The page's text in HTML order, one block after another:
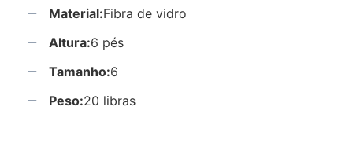
Material:Fibra de vidro
Altura:6 pés
Tamanho:6
Peso:20 libras